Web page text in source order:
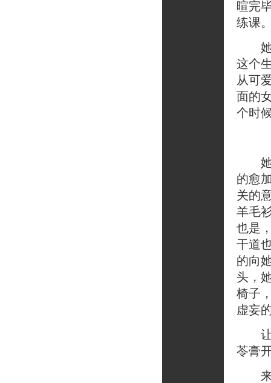
暄完
练课
她
这个
从可
面的
个时
她
的愈
关的
羊毛
也是
干道
的向
头，
椅子
虚妄
让
苓膏
来